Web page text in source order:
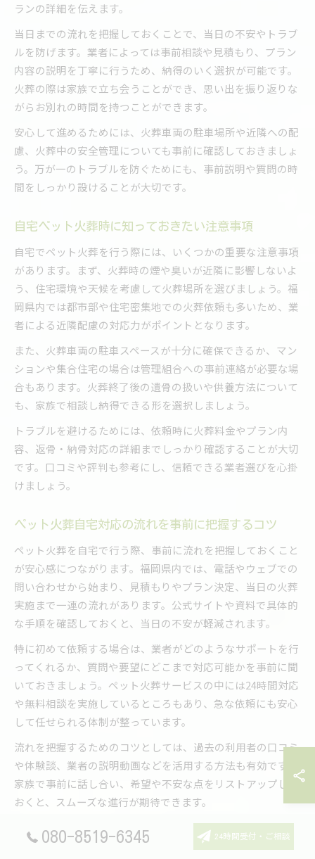
ランの詳細を伝えます。
当日までの流れを把握しておくことで、当日の不安やトラブ
ルを防げます。業者によっては事前相談や見積もり、プラン
内容の説明を丁寧に行うため、納得のいく選択が可能です。
火葬の際は家族で立ち会うことができ、思い出を振り返りな
がらお別れの時間を持つことができます。
安心して進めるためには、火葬車両の駐車場所や近隣への配
慮、火葬中の安全管理についても事前に確認しておきましょ
う。万が一のトラブルを防ぐためにも、事前説明や質問の時
間をしっかり設けることが大切です。
自宅ペット火葬時に知っておきたい注意事項
自宅でペット火葬を行う際には、いくつかの重要な注意事項
があります。まず、火葬時の煙や臭いが近隣に影響しないよ
う、住宅環境や天候を考慮して火葬場所を選びましょう。福
岡県内では都市部や住宅密集地での火葬依頼も多いため、業
者による近隣配慮の対応力がポイントとなります。
また、火葬車両の駐車スペースが十分に確保できるか、マン
ションや集合住宅の場合は管理組合への事前連絡が必要な場
合もあります。火葬終了後の遺骨の扱いや供養方法について
も、家族で相談し納得できる形を選択しましょう。
トラブルを避けるためには、依頼時に火葬料金やプラン内
容、返骨・納骨対応の詳細までしっかり確認することが大切
です。口コミや評判も参考にし、信頼できる業者選びを心掛
けましょう。
ペット火葬自宅対応の流れを事前に把握するコツ
ペット火葬を自宅で行う際、事前に流れを把握しておくこと
が安心感につながります。福岡県内では、電話やウェブでの
問い合わせから始まり、見積もりやプラン決定、当日の火葬
実施まで一連の流れがあります。公式サイトや資料で具体的
な手順を確認しておくと、当日の不安が軽減されます。
特に初めて依頼する場合は、業者がどのようなサポートを行
ってくれるか、質問や要望にどこまで対応可能かを事前に聞
いておきましょう。ペット火葬サービスの中には24時間対応
や無料相談を実施しているところもあり、急な依頼にも安心
して任せられる体制が整っています。
流れを把握するためのコツとしては、過去の利用者の口コミ
や体験談、業者の説明動画などを活用する方法も有効です。
家族で事前に話し合い、希望や不安な点をリストアップして
おくと、スムーズな進行が期待できます。
トラブルを防ぐためのペット火葬自宅注意点まとめ
080-8519-6345 24時間受付・ご相談